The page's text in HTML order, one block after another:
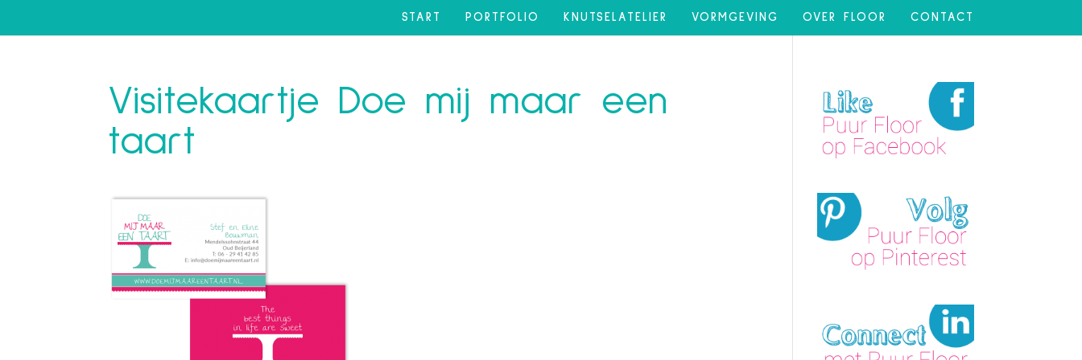
START PORTFOLIO KNUTSELATELIER VORMGEVING OVER FLOOR CONTACT
Visitekaartje Doe mij maar een
taart